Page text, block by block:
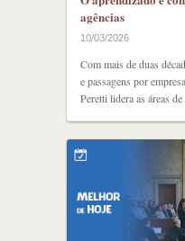
agências
10/03/2026
Com mais de duas
e passagens por
Peretti lidera as áreas de